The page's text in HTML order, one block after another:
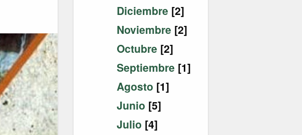
Diciembre [2]
Noviembre [2]
Octubre [2]
Septiembre [1]
Agosto [1]
Junio [5]
Julio [4]